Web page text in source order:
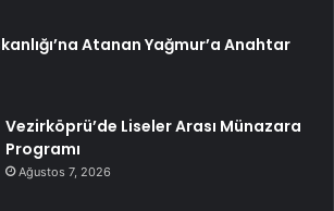
Atanan Yağmur’a Anahtar
Vezirköprü’de Liseler Arası Münazara
Programı
Ağustos 7, 2026